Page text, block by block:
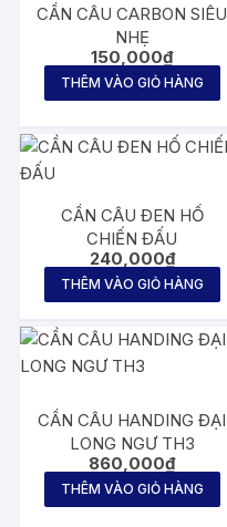
CẦN CÂU CARBON SIÊU
NHẸ
150,000₫
THÊM VÀO GIỎ HÀNG
CẦN CÂU ĐEN HỐ
CHIẾN ĐẤU
240,000₫
THÊM VÀO GIỎ HÀNG
CẦN CÂU HANDING ĐẠI
LONG NGƯ TH3
860,000₫
THÊM VÀO GIỎ HÀNG